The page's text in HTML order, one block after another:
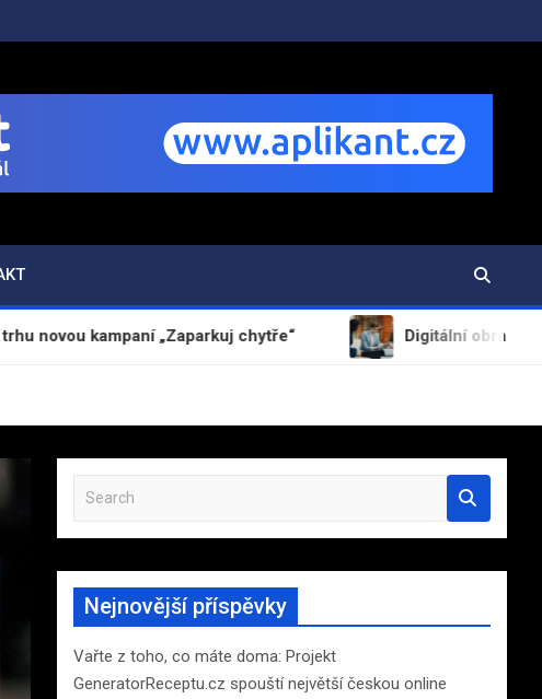
„Zaparkuj chytře“ Digitální obrana
a
r
h
Nejnovější příspěvky
Vařte z toho, co máte doma: Projekt
GeneratorReceptu.cz spouští největší českou online